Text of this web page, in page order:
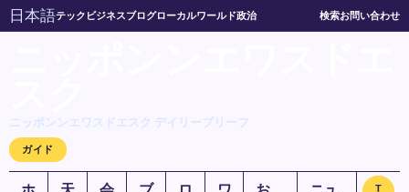
日本語テック ビジネスブログローカルワールド政治 検索お問い合わせ
ニッポンンエワスドエスク デイリーブリーフ
ガイド
T